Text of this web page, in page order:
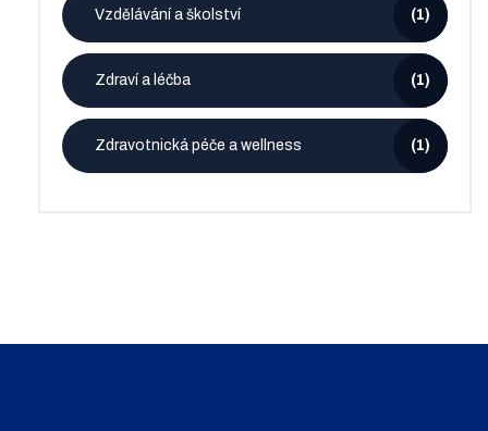
Vzdělávání a školství (1)
Zdraví a léčba (1)
Zdravotnická péče a wellness (1)